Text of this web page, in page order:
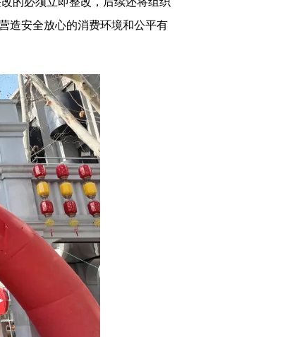
造安全放心的消费环境和公平有